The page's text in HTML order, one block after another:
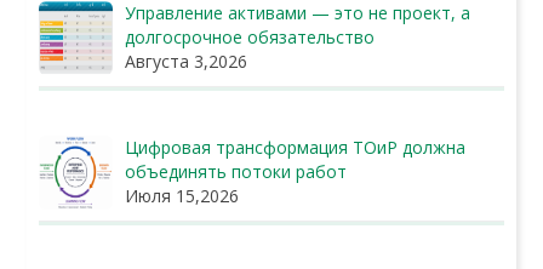
Управление активами — это не проект, а
долгосрочное обязательство
Августа 3,2026
Цифровая трансформация ТОиР должна
объединять потоки работ
Июля 15,2026